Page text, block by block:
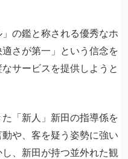
の鑑と称される優秀なホ
さが第一」という信念を
サービスを提供しようと
「新人」新田の指導係を
や、客を疑う姿勢に強い
、新田が持つ並外れた観